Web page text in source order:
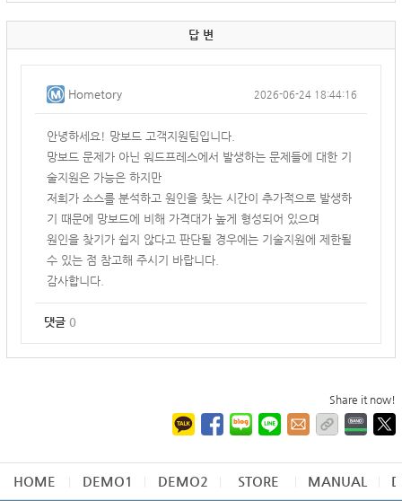
답 변
Hometory 2026-06-24 18:44:16
안녕하세요! 망보드 고객지원팀입니다.
망보드 문제가 아닌 워드프레스에서 발생하는 문제들에 대한 기
술지원은 가능은 하지만
저희가 소스를 분석하고 원인을 찾는 시간이 추가적으로 발생하
기 때문에 망보드에 비해 가격대가 높게 형성되어 있으며
원인을 찾기가 쉽지 않다고 판단될 경우에는 기술지원에 제한될
수 있는 점 참고해 주시기 바랍니다.
감사합니다.
댓글 0
Share it now!
HOME DEMO1 DEMO2 STORE MANUAL